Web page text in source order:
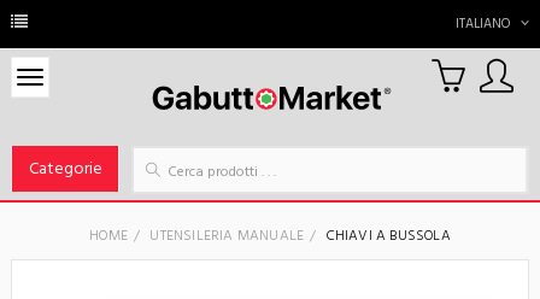
ITALIANO
Categorie
0
Carrello
HOME UTENSILERIA MANUALE CHIAVI A BUSSOLA